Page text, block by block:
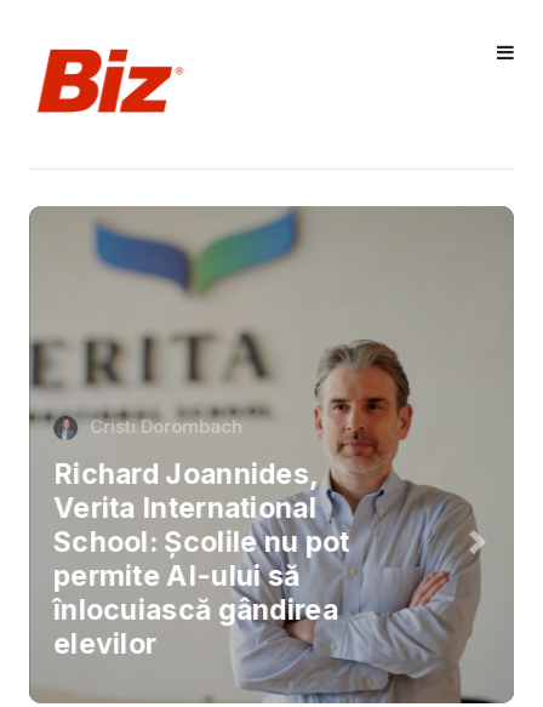
Cristi Dorombach
Richard Joannides,
Verita International
School: Școlile nu pot
permite AI-ului să
înlocuiască gândirea
elevilor